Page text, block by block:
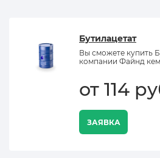
Бутилацетат
Вы сможете купить
компании Файнд
от 114
ЗАЯВКА